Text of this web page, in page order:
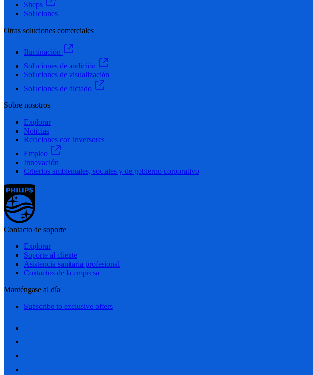
Shops
Soluciones
Otras soluciones comerciales
Iluminación
Soluciones de audición
Soluciones de visualización
Soluciones de dictado
Sobre nosotros
Explorar
Noticias
Relaciones con inversores
Empleo
Innovación
Criterios ambientales, sociales y de gobierno corporativo
Contacto de soporte
Explorar
Soporte al cliente
Asistencia sanitaria profesional
Contactos de la empresa
Manténgase al día
Subscribe to exclusive offers